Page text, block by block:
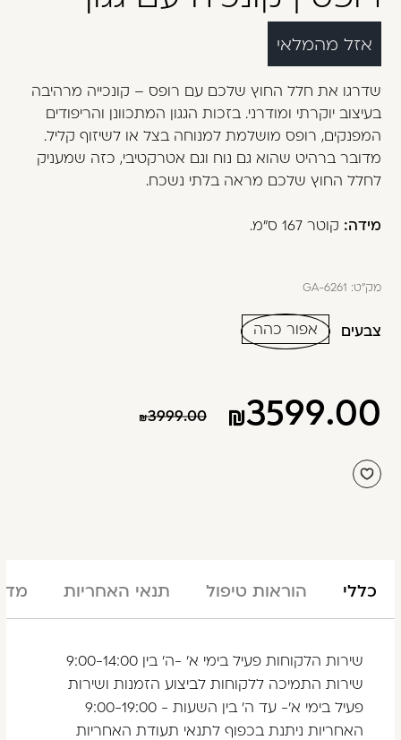
משתמש חדש/אורח
דאגנו לכם ליצירת חשבון קלה ומהירה במיוחד.
המשיכו למילוי פרטיכם ותוכלו ליהנות מהיתרונות של
משתמש רשום כבר עכשיו.
להרשמה
אזל מהמלאי
שדרגו את חלל החוץ שלכם עם רופס – קונכייה מרהיבה
בעיצוב יוקרתי ומודרני. בזכות הגגון המתכוונן והריפודים
המפנקים, רופס מושלמת למנוחה בצל או לשיזוף קליל.
מדובר ברהיט שהוא גם נוח וגם אטרקטיבי, כזה שמעניק
לחלל החוץ שלכם מראה בלתי נשכח.
מידה: קוטר 167 ס"מ.
מק"ט: GA-6261
צבעים אפור כהה
3599.00
3999.00
כללי הוראות טיפול תנאי האחריות
שירות הלקוחות פעיל בימי א' -ה' בין 9:00-14:00
שירות התמיכה ללקוחות לביצוע הזמנות ושירות
פעיל בימי א'- עד ה' בין השעות - 9:00-19:00
האחריות ניתנת בכפוף לתנאי תעודת האחריות